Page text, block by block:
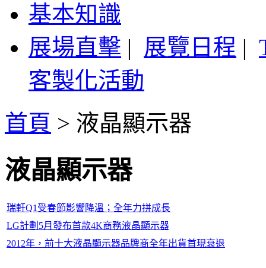
基本知識
展場直擊 | 展覽日程 |
客製化活動
首頁 > 液晶顯示器
液晶顯示器
瑞軒Q1受春節影響降溫；全年力拼成長
LG計劃5月發布首款4K商務液晶顯示器
2012年，前十大液晶顯示器品牌商全年出貨首現衰退